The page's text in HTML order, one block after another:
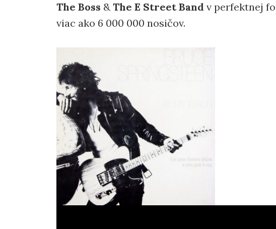
The Boss & The E Street Band v perfektnej
viac ako 6 000 000 nosičov.